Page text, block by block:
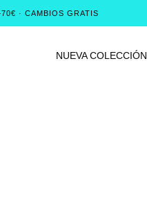
· CAMBIOS GRATIS
NUEVA COLECCIÓN